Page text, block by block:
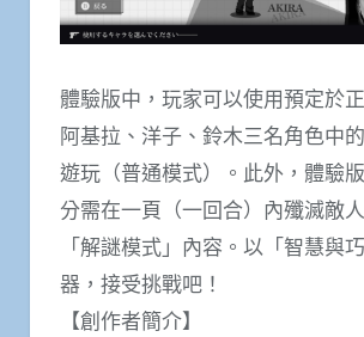
體驗版中，玩家可以使用預定於
阿基拉、洋子、鈴木三名角色中
遊玩（普通模式）。此外，體驗
分需在一頁（一回合）內殲滅敵
「解謎模式」內容。以「智慧與
器，接受挑戰吧！
【創作者簡介】